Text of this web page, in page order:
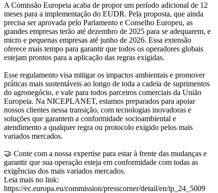
A Comissão Europeia acaba de propor um período adicional de 12
meses para a implementação do EUDR. Pela proposta, que ainda
precisa ser aprovada pelo Parlamento e Conselho Europeu, as
grandes empresas terão até dezembro de 2025 para se adequarem, e
micro e pequenas empresas até junho de 2026. Essa extensão
oferece mais tempo para garantir que todos os operadores globais
estejam prontos para a aplicação das regras exigidas.
Esse regulamento visa mitigar os impactos ambientais e promover
práticas mais sustentáveis ao longo de toda a cadeia de suprimentos
do agronegócio, e vale para todos parceiros comerciais da União
Europeia. Na NICEPLANET, estamos preparados para apoiar
nossos clientes nessa transição, com tecnologias inovadoras e
soluções que garantem a conformidade socioambiental e
atendimento a qualquer regra ou protocolo exigido pelos mais
variados mercados.
🤝 Conte com a nossa expertise para estar à frente das mudanças e
garantir que sua operação esteja em conformidade com todas as
exigências dos mais variados mercados.
Leia mais no link:
https://ec.europa.eu/commission/presscorner/detail/en/ip_24_5009